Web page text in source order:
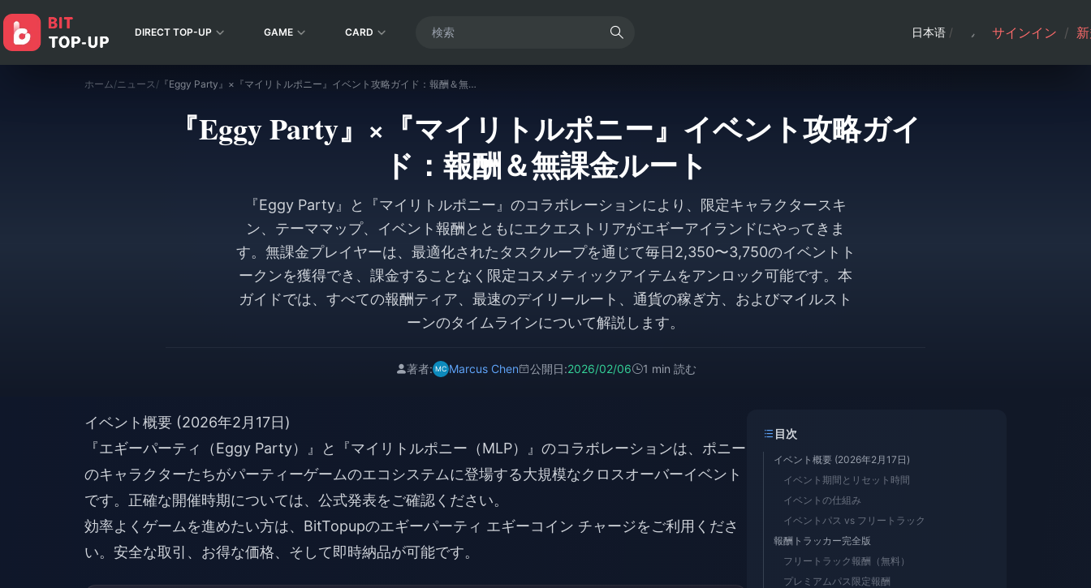
DIRECT TOP-UP GAME CARD 日本语 / サインイン /
ホーム/ニュース / 『Eggy Party』×『マイリトルポニー』イベント攻略ガイド：報酬＆無課金ルート
『Eggy Party』×『マイリトルポニー』イベント攻略ガイ
ド：報酬＆無課金ルート
『Eggy Party』と『マイリトルポニー』のコラボレーションにより、限定キャラクタースキ
ン、テーママップ、イベント報酬とともにエクエストリアがエギーアイランドにやってきま
す。無課金プレイヤーは、最適化されたタスクループを通じて毎日2,350〜3,750のイベントト
ークンを獲得でき、課金することなく限定コスメティックアイテムをアンロック可能です。本
ガイドでは、すべての報酬ティア、最速のデイリールート、通貨の稼ぎ方、およびマイルスト
ーンのタイムラインについて解説します。
著者: Marcus Chen 公開日:2026/02/06 1 min 読む
イベント概要 (2026年2月17日)
『エギーパーティ（Eggy Party）』と『マイリトルポニー（MLP）』のコラボレーションは、ポニー
のキャラクターたちがパーティーゲームのエコシステムに登場する大規模なクロスオーバーイベント
です。正確な開催時期については、公式発表をご確認ください。
効率よくゲームを進めたい方は、BitTopupのエギーパーティ エギーコイン チャージをご利用くださ
い。安全な取引、お得な価格、そして即時納品が可能です。
目次
イベント概要 (2026年2月17日)
イベント期間とリセット時間
イベントの仕組み
イベントパス vs フリートラック
報酬トラッカー完全版
フリートラック報酬（無料）
プレミアムパス限定報酬